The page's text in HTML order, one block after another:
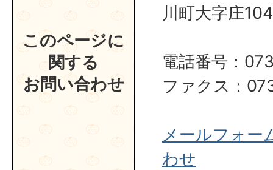
このページに
関する
お問い合わせ
川町大字庄
電話番号：
ファクス：
メールフォー
わせ